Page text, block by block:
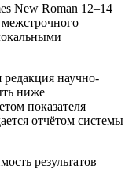
New Roman 12–14
редакция научно-
ниже
показателя
отчётом системы
результатов